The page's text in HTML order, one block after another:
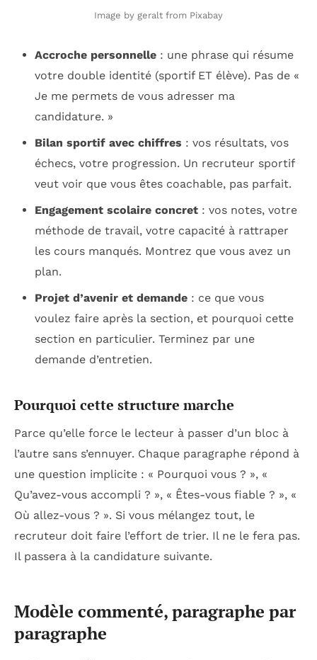
Image by geralt from Pixabay
Accroche personnelle: une phrase qui résume
votre double identité (sportif ET élève). Pas de «
Je me permets de vous adresser ma
candidature. »
Bilan sportif avec chiffres : vos résultats, vos
échecs, votre progression. Un recruteur sportif
veut voir que vous êtes coachable, pas parfait.
Engagement scolaire concret: vos notes, votre
méthode de travail, votre capacité à rattraper
les cours manqués. Montrez que vous avez un
plan.
Projet d’avenir et demande: ce que vous
voulez faire après la section, et pourquoi cette
section en particulier. Terminez par une
demande d’entretien.
Pourquoi cette structure marche
Parce qu’elle force le lecteur à passer d’un bloc à
l’autre sans s’ennuyer. Chaque paragraphe répond à
une question implicite : « Pourquoi vous ? », «
Qu’avez-vous accompli ? », « Êtes-vous fiable ? », «
Où allez-vous ? ». Si vous mélangez tout, le
recruteur doit faire l’effort de trier. Il ne le fera pas.
Il passera à la candidature suivante.
Modèle commenté, paragraphe par
paragraphe